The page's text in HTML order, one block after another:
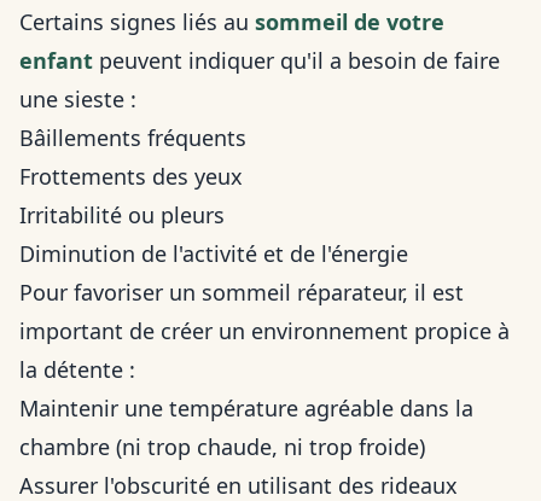
Certains signes liés au sommeil de votre
enfant peuvent indiquer qu'il a besoin de faire
une sieste :
Bâillements fréquents
Frottements des yeux
Irritabilité ou pleurs
Diminution de l'activité et de l'énergie
Pour favoriser un sommeil réparateur, il est
important de créer un environnement propice à
la détente :
Maintenir une température agréable dans la
chambre (ni trop chaude, ni trop froide)
Assurer l'obscurité en utilisant des rideaux